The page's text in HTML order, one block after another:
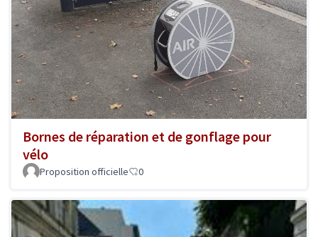
Bornes de réparation et de gonflage pour
vélo
Proposition officielle 0